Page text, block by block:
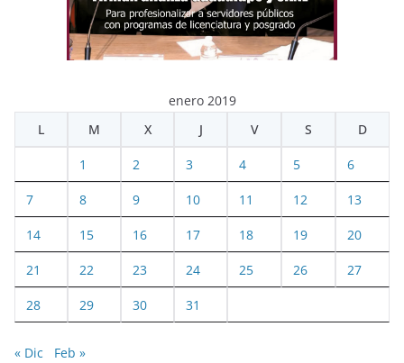
enero 2019
L
M X J V S D
1 2 3 4 5 6
7 8 9 10 11 12 13
14 15 16 17 18 19 20
21 22 23 24 25 26 27
28 29 30 31
« Dic Feb »